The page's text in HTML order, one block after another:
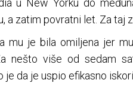
u New Yorku do
a zatim povratni let. Za taj
mu je bila omiljena jer
nešto više od sedam
je da je uspio efikasno